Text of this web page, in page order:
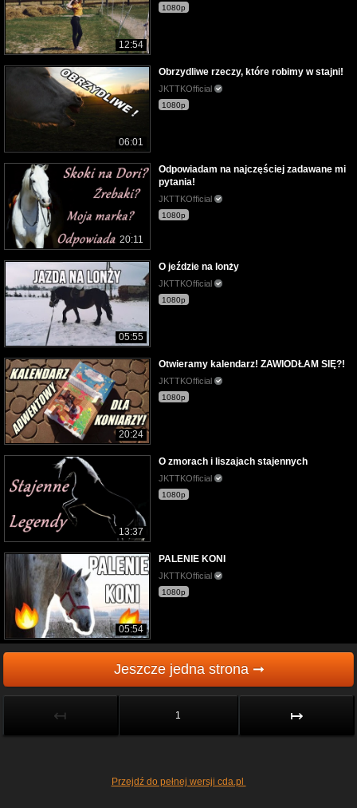
12:54
1080p
06:01
Obrzydliwe rzeczy, które robimy w stajni!
JKTTKOfficial
1080p
20:11
Odpowiadam na najczęściej zadawane mi
pytania!
JKTTKOfficial
1080p
05:55
O jeździe na lonży
JKTTKOfficial
1080p
20:24
Otwieramy kalendarz! ZAWIODŁAM SIĘ?!
JKTTKOfficial
1080p
13:37
O zmorach i liszajach stajennych
JKTTKOfficial
1080p
05:54
PALENIE KONI
JKTTKOfficial
1080p
Jeszcze jedna strona ➞
↤ 1 ↦
Przejdź do pełnej wersji cda.pl